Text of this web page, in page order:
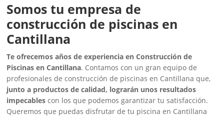
Somos tu empresa de
construcción de piscinas en
Cantillana
Te ofrecemos años de experiencia en Construcción de
Piscinas en Cantillana. Contamos con un gran equipo de
profesionales de construcción de piscinas en Cantillana que,
junto a productos de calidad, lograrán unos resultados
impecables con los que podemos garantizar tu satisfacción.
Queremos que puedas disfrutar de tu piscina en Cantillana